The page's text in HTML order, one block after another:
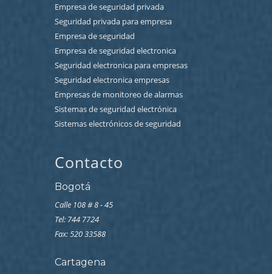
Empresa de seguridad privada
Seguridad privada para empresa
Empresa de seguridad
Empresa de seguridad electronica
Seguridad electronica para empresas
Seguridad electronica empresas
Empresas de monitoreo de alarmas
Sistemas de seguridad electrónica
Sistemas electrónicos de seguridad
Contacto
Bogotá
Calle 108 # 8 - 45
Tel: 744 7724
Fax: 520 33588
Cartagena